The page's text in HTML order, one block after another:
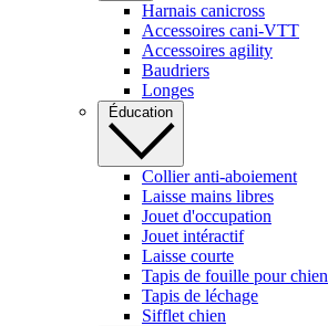
Harnais canicross
Accessoires cani-VTT
Accessoires agility
Baudriers
Longes
Éducation
Collier anti-aboiement
Laisse mains libres
Jouet d'occupation
Jouet intéractif
Laisse courte
Tapis de fouille pour chien
Tapis de léchage
Sifflet chien